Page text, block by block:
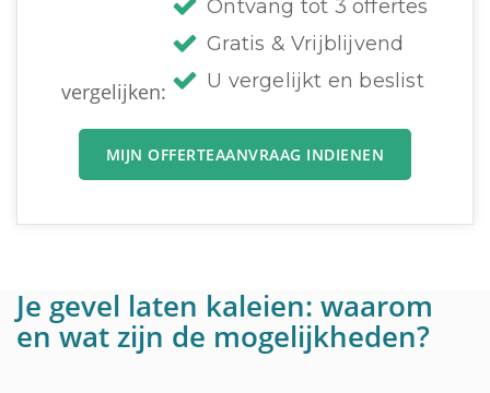
vergelijken:
Ontvang tot 3 offertes
Gratis & Vrijblijvend
U vergelijkt en beslist
MIJN OFFERTEAANVRAAG INDIENEN
Je gevel laten kaleien: waarom
en wat zijn de mogelijkheden?